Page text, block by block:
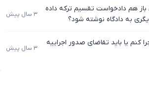
باز هم دادخواست تقسیم ترکه داده
به دادگاه نوشته شود؟
۳ سال پیش
کنم یا باید تقاضای صدور اجراییه
۳ سال پیش